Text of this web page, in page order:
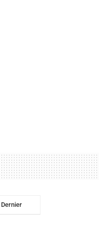
Dernier